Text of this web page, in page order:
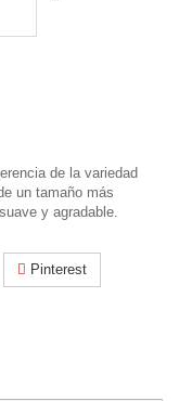
de la variedad
un tamaño más
y agradable.
Pinterest